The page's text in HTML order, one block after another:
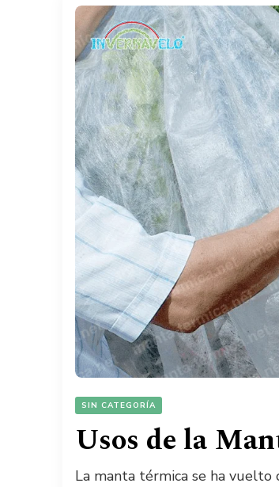
SIN CATEGORÍA
Usos de la
La manta térmica se ha vuelto